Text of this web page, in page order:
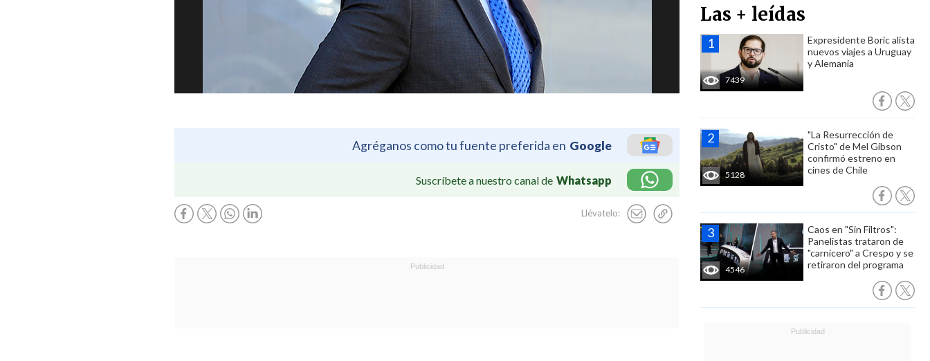
Agréganos como tu fuente preferida en Google
Suscríbete a nuestro canal de Whatsapp
Llévatelo:
Las + leídas
7439
Expresidente Boric alista
nuevos viajes a Uruguay
y Alemania
5128
"La Resurrección de
Cristo" de Mel Gibson
confirmó estreno en
cines de Chile
4546
Caos en "Sin Filtros":
Panelistas trataron de
"carnicero" a Crespo y se
retiraron del programa